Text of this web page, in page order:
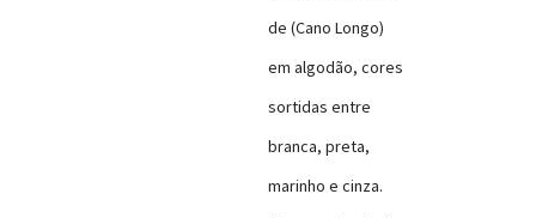
de (Cano Longo)
em algodão, cores
sortidas entre
branca, preta,
marinho e cinza.